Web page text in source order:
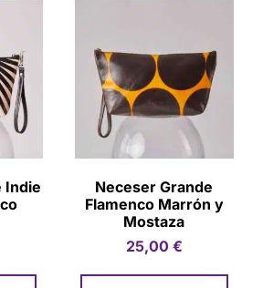
Indie
Neceser Grande
Flamenco Marrón y
Mostaza
25,00 €